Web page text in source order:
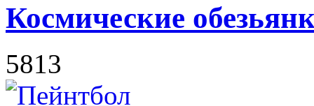
Космические
5813